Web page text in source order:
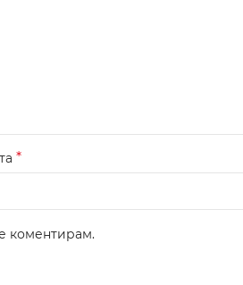
*
коментирам.